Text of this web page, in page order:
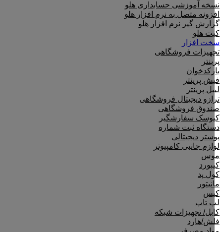
نسخه آموزشی حسابداری هلو
افزونه متصل به نرم افزار هلو
گزارش گیر نرم افزار هلو
کیت هلو
سخت افزار
تجهیزات فروشگاهی
پرینتر
بارکدخوان
فیش پرینتر
لیبل پرینتر
ترازو دیجیتال فروشگاهی
صندوق فروشگاهی
کیوسک سفارشگیر
دستگاه ثبت شماره
پوستر دیجیتالی
لوازم جانبی کامپیوتر
موس
کیبورد
کول پد
مانیتور
کیس
لپ تاپ
کابل/ تجهیزات شبکه
فلش/هارد